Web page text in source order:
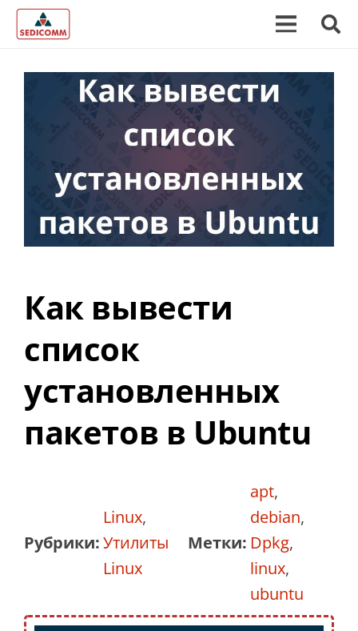
Как вывести
список
установленных
пакетов в Ubuntu
Рубрики:
Linux,
Утилиты
Linux
Метки:
apt,
debian,
Dpkg,
linux,
ubuntu